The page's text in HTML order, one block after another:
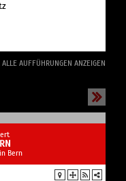
ALLE AUFFÜHRUNGEN ANZEIGEN
Bern